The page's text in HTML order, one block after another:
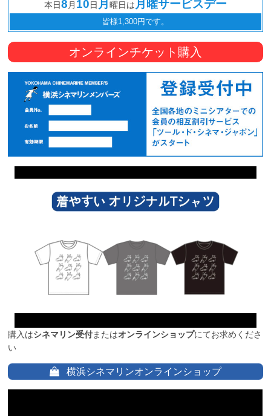
本日8 月 10日 月 曜日は 月曜サービスデー
皆様1,300円です。
オンラインチケット購入
購入はシネマリン受付またはオンラインショップにてお求めくださ
い
横浜シネマリンオンラインショップ